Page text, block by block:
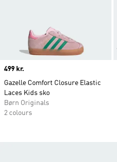
Price
499 kr.
Gazelle Comfort Closure Elastic
Laces Kids sko
Børn Originals
2 colours